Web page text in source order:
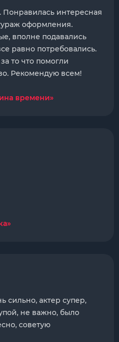
Понравилась интересная
оформления.
вполне подавались
равно потребовались.
то что помогли
Рекомендую всем!
времени»
сильно, актер супер,
не важно, было
советую